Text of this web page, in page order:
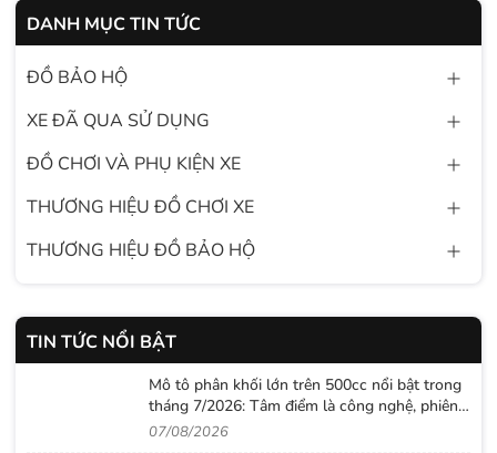
DANH MỤC TIN TỨC
ĐỒ BẢO HỘ
XE ĐÃ QUA SỬ DỤNG
ĐỒ CHƠI VÀ PHỤ KIỆN XE
THƯƠNG HIỆU ĐỒ CHƠI XE
THƯƠNG HIỆU ĐỒ BẢO HỘ
TIN TỨC NỔI BẬT
Mô tô phân khối lớn trên 500cc nổi bật trong
tháng 7/2026: Tâm điểm là công nghệ, phiên
bản giới hạn và những cấu hình “đỉnh”
07/08/2026